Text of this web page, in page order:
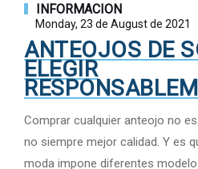
INFORMACION
Monday, 23 de August de 2021
ANTEOJOS DE
ELEGIR
Comprar cualquier anteojo no
no siempre mejor calidad. Y es
moda impone diferentes